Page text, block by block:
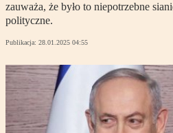
zauważa, że było to niepotrzebne
polityczne.
Publikacja: 28.01.2025 04:55